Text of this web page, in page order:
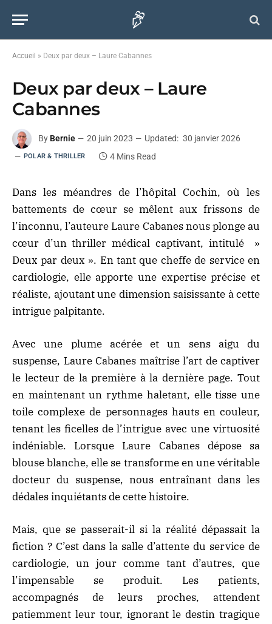
Accueil » Deux par deux – Laure Cabannes
Deux par deux – Laure
Cabannes
By Bernie 20 juin 2023 Updated: 30 janvier 2026
POLAR & THRILLER 4 Mins Read
Dans les méandres de l’hôpital Cochin, où les
battements de cœur se mêlent aux frissons de
l’inconnu, l’auteure Laure Cabanes nous plonge au
cœur d’un thriller médical captivant, intitulé »
Deux par deux ». En tant que cheffe de service en
cardiologie, elle apporte une expertise précise et
réaliste, ajoutant une dimension saisissante à cette
intrigue palpitante.
Avec une plume acérée et un sens aigu du
suspense, Laure Cabanes maîtrise l’art de captiver
le lecteur de la première à la dernière page. Tout
en maintenant un rythme haletant, elle tisse une
toile complexe de personnages hauts en couleur,
tenant les ficelles de l’intrigue avec une virtuosité
indéniable. Lorsque Laure Cabanes dépose sa
blouse blanche, elle se transforme en une véritable
docteur du suspense, nous entraînant dans les
dédales inquiétants de cette histoire.
Mais, que se passerait-il si la réalité dépassait la
fiction ? C’est dans la salle d’attente du service de
cardiologie, un jour comme tant d’autres, que
l’impensable se produit. Les patients,
accompagnés de leurs proches, attendent
patiemment leur tour, ignorant le destin tragique